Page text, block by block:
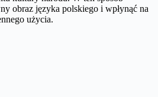
obraz języka polskiego i wpłynąć na
użycia.